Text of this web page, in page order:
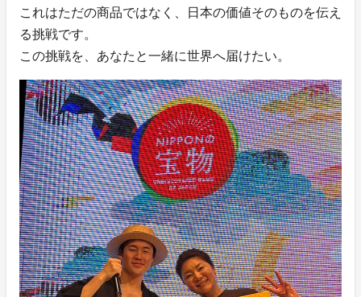
これはただの商品ではなく、日本の価値そのものを伝え
る挑戦です。
この挑戦を、あなたと一緒に世界へ届けたい。